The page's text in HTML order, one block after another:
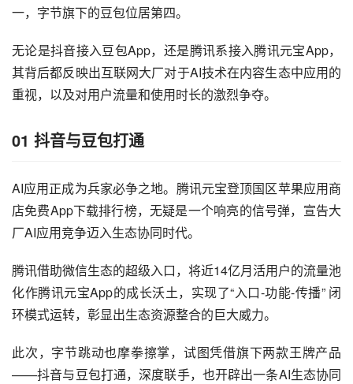
一，字节旗下的豆包位居第四。
无论是抖音接入豆包App，还是腾讯系接入腾讯元宝App，
其背后都反映出互联网大厂对于AI技术在内容生态中应用的
重视，以及对用户流量和使用时长的激烈争夺。
01 抖音与豆包打通
AI应用正成为兵家必争之地。腾讯元宝登顶国区苹果应用商
店免费App下载排行榜，无疑是一个响亮的信号弹，宣告大
厂AI应用竞争迈入生态协同时代。
腾讯借助微信生态的超级入口，将近14亿月活用户的流量池
化作腾讯元宝App的成长沃土，实现了“入口-功能-传播” 闭
环模式运转，彰显出生态资源整合的巨大威力。
此次，字节跳动也摩拳擦掌，试图凭借旗下两款王牌产品
——抖音与豆包打通，深度联手，也开辟出一条AI生态协同